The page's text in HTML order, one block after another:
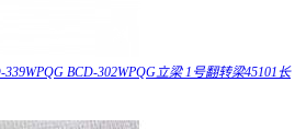
BCD-302WPQG立梁 1号翻转梁45101长